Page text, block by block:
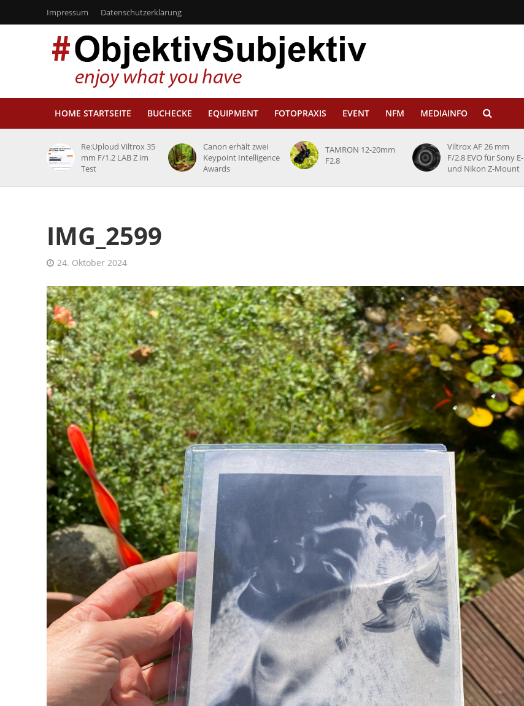
Impressum Datenschutzerklärung
HOME STARTSEITE BUCHECKE EQUIPMENT FOTOPRAXIS EVENT NFM MEDIAINFO
Re:Uploud Viltrox 35
mm F/1.2 LAB Z im
Test
Canon erhält zwei
Keypoint Intelligence
Awards
TAMRON 12-20mm
F2.8
Viltrox AF 26 mm
F/2.8 EVO für Sony E-
und Nikon Z-Mount
IMG_2599
24. Oktober 2024